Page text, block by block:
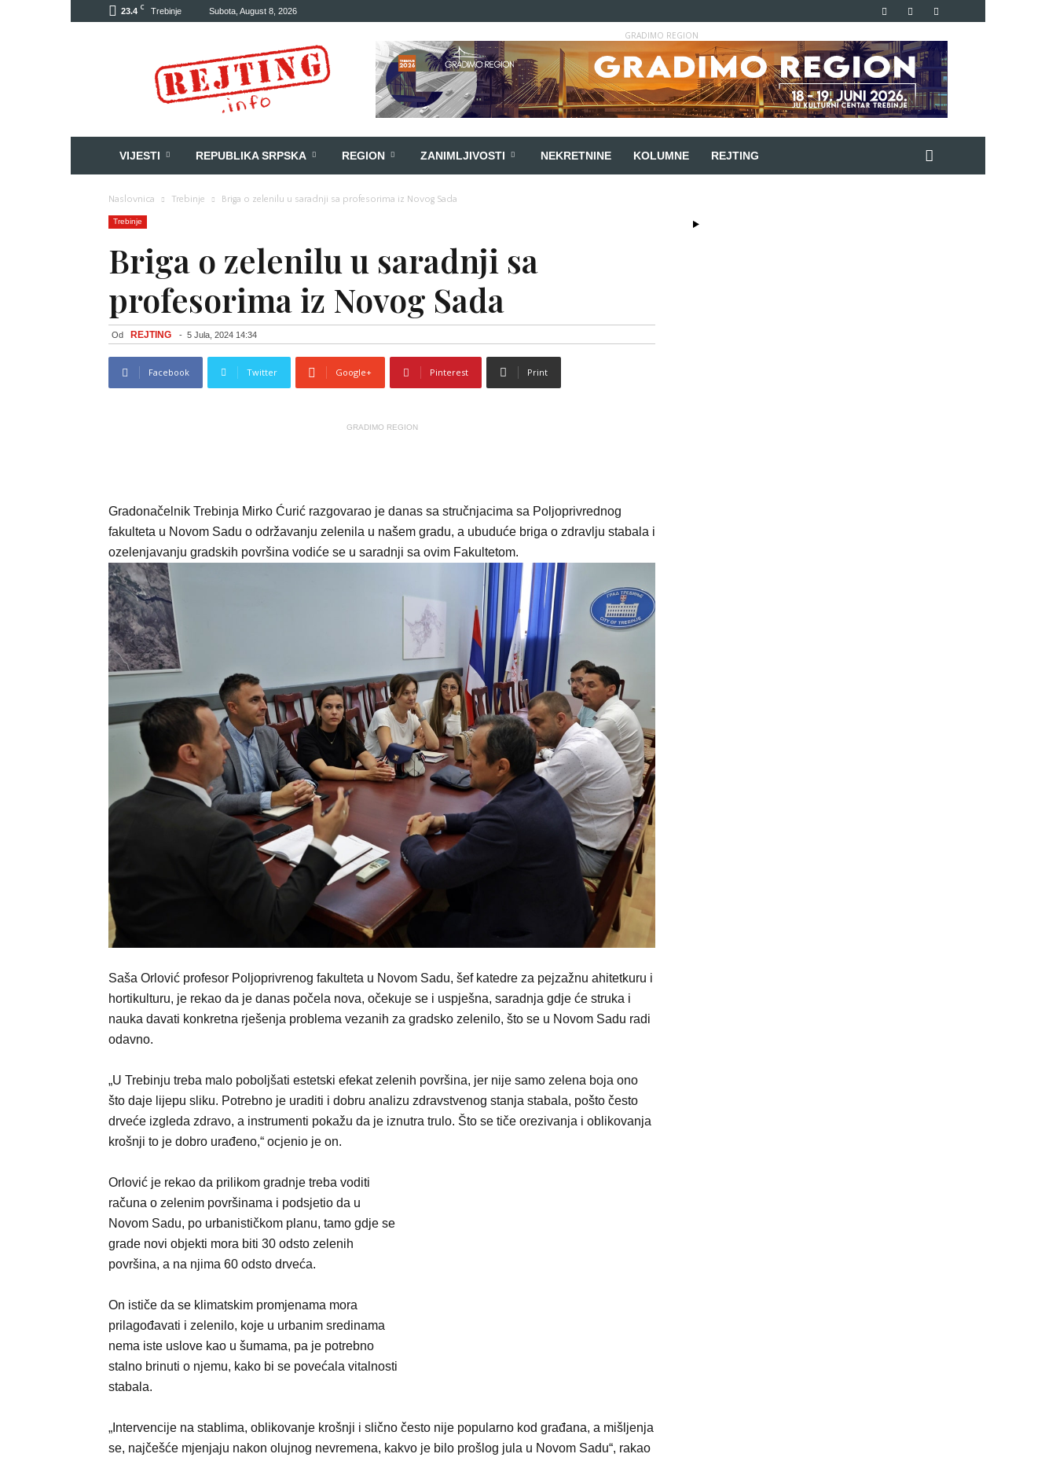
23.4 C Trebinje Subota, August 8, 2026
GRADIMO REGION
VIJESTI REPUBLIKA SRPSKA REGION ZANIMLJIVOSTI NEKRETNINE KOLUMNE REJTING
Naslovnica Trebinje Briga o zelenilu u saradnji sa profesorima iz Novog Sada
Trebinje
Briga o zelenilu u saradnji sa
profesorima iz Novog Sada
Od REJTING - 5 Jula, 2024 14:34
Facebook Twitter Google+ Pinterest Print
GRADIMO REGION
Gradonačelnik Trebinja Mirko Ćurić razgovarao je danas sa stručnjacima sa Poljoprivrednog
fakulteta u Novom Sadu o održavanju zelenila u našem gradu, a ubuduće briga o zdravlju stabala i
ozelenjavanju gradskih površina vodiće se u saradnji sa ovim Fakultetom.
Saša Orlović profesor Poljoprivrenog fakulteta u Novom Sadu, šef katedre za pejzažnu ahitetkuru i
hortikulturu, je rekao da je danas počela nova, očekuje se i uspješna, saradnja gdje će struka i
nauka davati konkretna rješenja problema vezanih za gradsko zelenilo, što se u Novom Sadu radi
odavno.
„U Trebinju treba malo poboljšati estetski efekat zelenih površina, jer nije samo zelena boja ono
što daje lijepu sliku. Potrebno je uraditi i dobru analizu zdravstvenog stanja stabala, pošto često
drveće izgleda zdravo, a instrumenti pokažu da je iznutra trulo. Što se tiče orezivanja i oblikovanja
krošnji to je dobro urađeno,“ ocjenio je on.
Orlović je rekao da prilikom gradnje treba voditi
računa o zelenim površinama i podsjetio da u
Novom Sadu, po urbanističkom planu, tamo gdje se
grade novi objekti mora biti 30 odsto zelenih
površina, a na njima 60 odsto drveća.
On ističe da se klimatskim promjenama mora
prilagođavati i zelenilo, koje u urbanim sredinama
nema iste uslove kao u šumama, pa je potrebno
stalno brinuti o njemu, kako bi se povećala vitalnosti
stabala.
„Intervencije na stablima, oblikovanje krošnji i slično često nije popularno kod građana, a mišljenja
se, najčešće mjenjaju nakon olujnog nevremena, kakvo je bilo prošlog jula u Novom Sadu“, rakao